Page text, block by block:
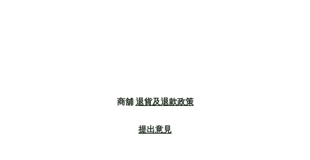
商舖 退貨及退款政策
提出意見